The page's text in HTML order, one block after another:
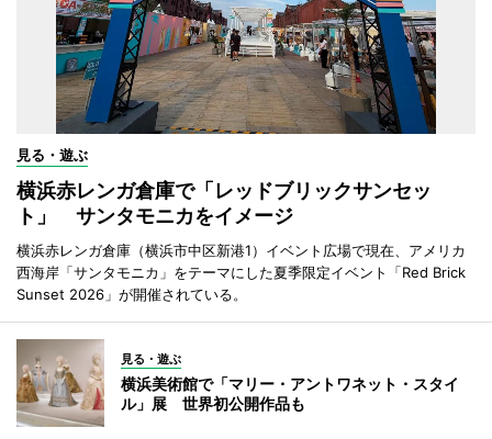
見る・遊ぶ
横浜赤レンガ倉庫で「レッドブリックサンセッ
ト」 サンタモニカをイメージ
横浜赤レンガ倉庫（横浜市中区新港1）イベント広場で現在、アメリカ
西海岸「サンタモニカ」をテーマにした夏季限定イベント「Red Brick
Sunset 2026」が開催されている。
見る・遊ぶ
横浜美術館で「マリー・アントワネット・スタイ
ル」展 世界初公開作品も